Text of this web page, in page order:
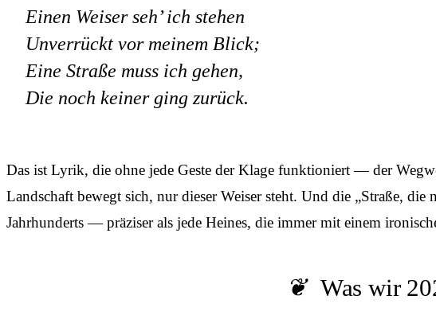
Einen Weiser seh’ ich stehen
Unverrückt vor meinem Blick;
Eine Straße muss ich gehen,
Die noch keiner ging zurück.
Das ist Lyrik, die ohne jede Geste der Klage funktioniert — der
Landschaft bewegt sich, nur dieser Weiser steht. Und die „Straße,
Jahrhunderts — präziser als jede Heines, die immer mit einem
Was wir